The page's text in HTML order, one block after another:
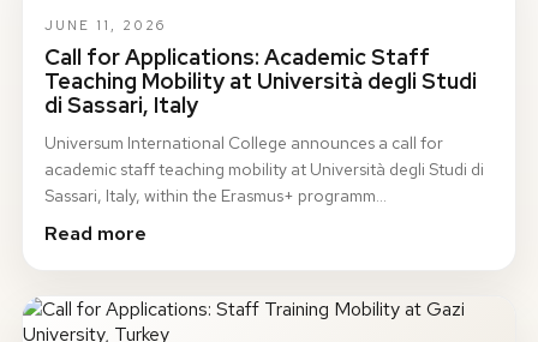
JUNE 11, 2026
Call for Applications: Academic Staff
Teaching Mobility at Università degli Studi
di Sassari, Italy
Universum International College announces a call for
academic staff teaching mobility at Università degli Studi di
Sassari, Italy, within the Erasmus+ programm…
Read more